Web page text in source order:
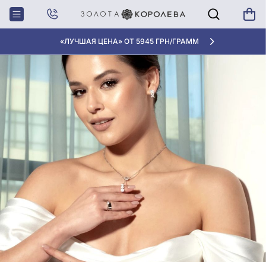
«ЛУЧШАЯ ЦЕНА» ОТ 5945 ГРН/ГРАММ
Главная Блог Интересно знать Как обновить свадебные клятвы